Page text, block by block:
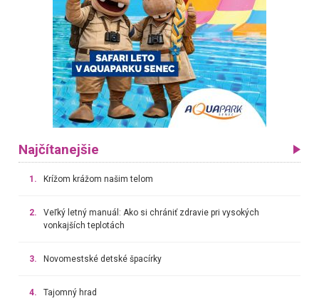
Najčítanejšie
1. Krížom krážom našim telom
2.
Veľký letný manuál: Ako si chrániť zdravie pri vysokých
vonkajších teplotách
3. Novomestské detské špacírky
4. Tajomný hrad